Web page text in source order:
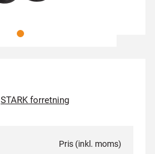
STARK forretning
Pris (inkl. moms)